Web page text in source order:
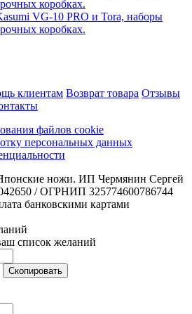
коробках.
клиентам Возврат товара Отзывы
файлов cookie
персональных данных
ножи. ИП Чермянин Сергей
/ ОГРНИП 325774600786744
банковскими картами
список желаний
Cкопировать